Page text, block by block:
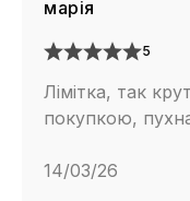
марія
5
Лімітка, так
покупкою,
14/03/26